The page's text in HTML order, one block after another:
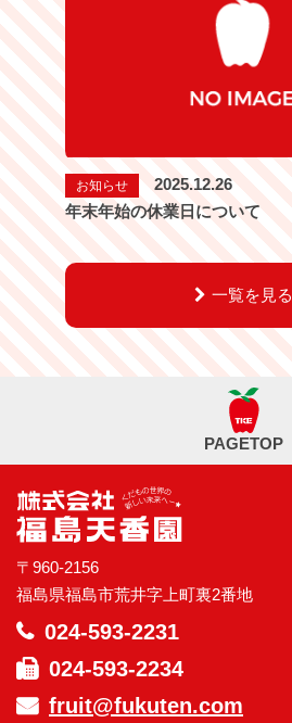
お知らせ
2025.12.26
年末年始の休業日について
一覧を見る
PAGETOP
〒960-2156
福島県福島市荒井字上町裏2番地
024-593-2231
024-593-2234
fruit@fukuten.com